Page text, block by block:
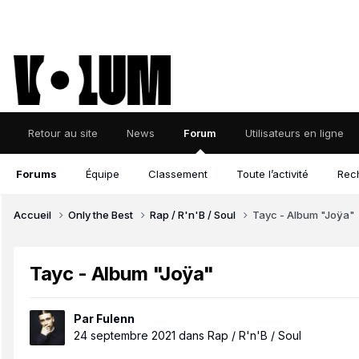
Retour au site News Forum
Forums Équipe Classement Toute l’activité
Utilisateurs en ligne
Accueil Only the Best Rap / R'n'B / Soul Tayc - Album "Joÿa"
Tayc - Album "Joÿa"
Par Fulenn
24 septembre 2021 dans Rap / R'n'B / Soul